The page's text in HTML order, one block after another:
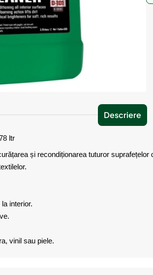
Descriere
ltr
și recondiționarea tuturor
interior.
vinil sau piele.